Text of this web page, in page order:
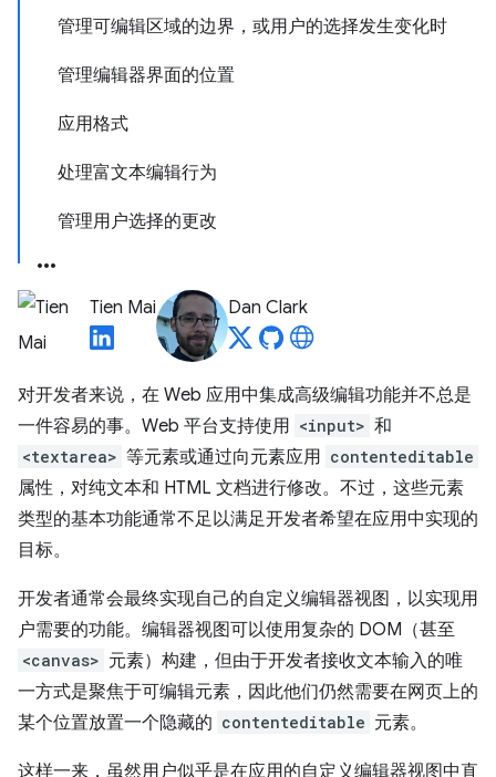
管理可编辑区域的边界，或用户的选择发生变化时
管理编辑器界面的位置
应用格式
处理富文本编辑行为
管理用户选择的更改
Tien Mai Dan Clark
对开发者来说，在 Web 应用中集成高级编辑功能并不总是
一件容易的事。Web 平台支持使用 <input> 和
<textarea> 等元素或通过向元素应用 contenteditable
属性，对纯文本和 HTML 文档进行修改。不过，这些元素
类型的基本功能通常不足以满足开发者希望在应用中实现的
目标。
开发者通常会最终实现自己的自定义编辑器视图，以实现用
户需要的功能。编辑器视图可以使用复杂的 DOM（甚至
<canvas> 元素）构建，但由于开发者接收文本输入的唯
一方式是聚焦于可编辑元素，因此他们仍然需要在网页上的
某个位置放置一个隐藏的 contenteditable 元素。
这样一来，虽然用户似乎是在应用的自定义编辑器视图中直